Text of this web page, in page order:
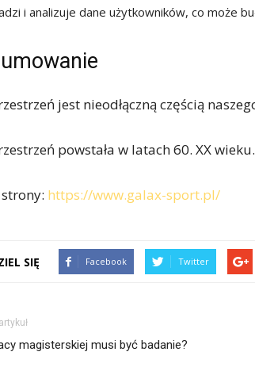
i analizuje dane użytkowników, co może
jest nieodłączną częścią
powstała w latach 60. XX wieku.
https://www.galax-sport.pl/
SIĘ Facebook Twitter
magisterskiej musi być badanie?